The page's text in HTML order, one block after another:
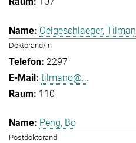
Oelgeschlaeger, Tilman
Doktorand/in
2297
tilmano@...
110
Peng, Bo
Postdoktorand